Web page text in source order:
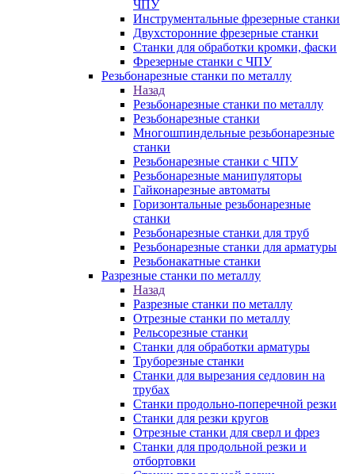
ЧПУ
Инструментальные фрезерные станки
Двухсторонние фрезерные станки
Станки для обработки кромки, фаски
Фрезерные станки с ЧПУ
Резьбонарезные станки по металлу
Назад
Резьбонарезные станки по металлу
Резьбонарезные станки
Многошпиндельные резьбонарезные
станки
Резьбонарезные станки с ЧПУ
Резьбонарезные манипуляторы
Гайконарезные автоматы
Горизонтальные резьбонарезные
станки
Резьбонарезные станки для труб
Резьбонарезные станки для арматуры
Резьбонакатные станки
Разрезные станки по металлу
Назад
Разрезные станки по металлу
Отрезные станки по металлу
Рельсорезные станки
Станки для обработки арматуры
Труборезные станки
Станки для вырезания седловин на
трубаx
Станки продольно-поперечной резки
Станки для резки кругов
Отрезные станки для сверл и фрез
Станки для продольной резки и
отбортовки